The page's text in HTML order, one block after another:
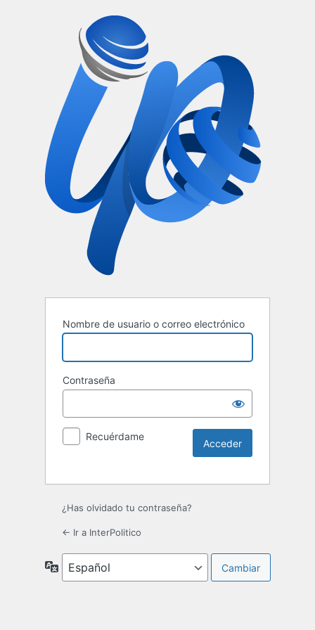
Nombre de usuario o correo electrónico
Contraseña
Recuérdame
¿Has olvidado tu contraseña?
← Ir a InterPolitico
Idioma